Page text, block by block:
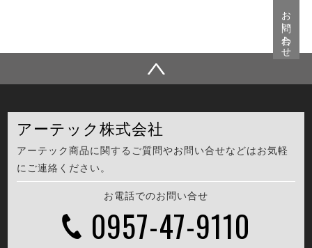
お問い合わせ
アーテック株式会社
アーテック商品に関するご質問やお問い合せなどはお気軽
にご連絡ください。
お電話でのお問い合せ
0957-47-9110